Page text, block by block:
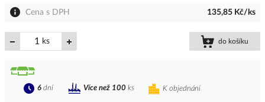
Cena s DPH 135,85 Kč/ks
ks do košíku
K objednání
6 dní Více než 100 ks